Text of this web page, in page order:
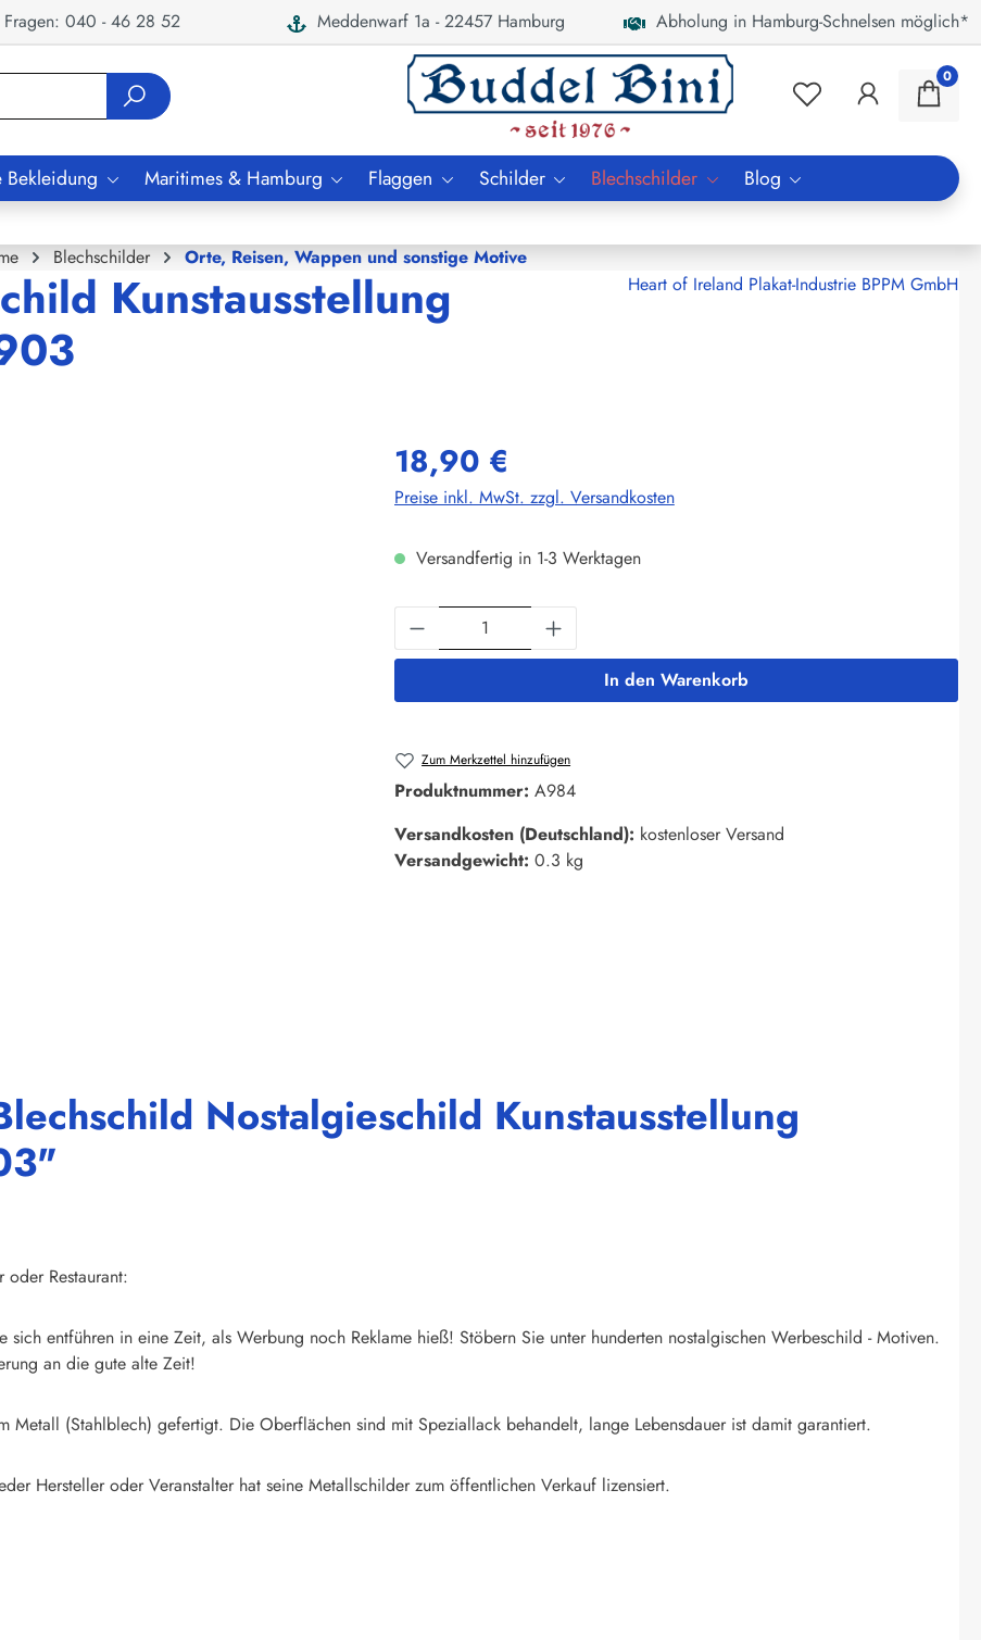
040 - 46 28 52 Meddenwarf 1a - 22457 Hamburg Abholung in Hamburg-Schnelsen möglich*
0
Bekleidung Maritimes & Hamburg Flaggen Schilder Blechschilder Blog
Blechschilder Orte, Reisen, Wappen und sonstige Motive
Kunstausstellung
Heart of Ireland Plakat-Industrie BPPM GmbH
18,90 €
Preise inkl. MwSt. zzgl. Versandkosten
Versandfertig in 1-3 Werktagen
Produkt Anzahl: Gib den gewünschten Wert ein
In den Warenkorb
Zum Merkzettel hinzufügen
Produktnummer: A984
Versandkosten (Deutschland): kostenloser Versand
Versandgewicht: 0.3 kg
Nostalgieschild Kunstausstellung
Restaurant:
sich entführen in eine Zeit, als Werbung noch Reklame hieß! Stöbern Sie unter hunderten nostalgischen Werbeschild - Motiven.
an die gute alte Zeit!
Metall (Stahlblech) gefertigt. Die Oberflächen sind mit Speziallack behandelt, lange Lebensdauer ist damit garantiert.
Hersteller oder Veranstalter hat seine Metallschilder zum öffentlichen Verkauf lizensiert.